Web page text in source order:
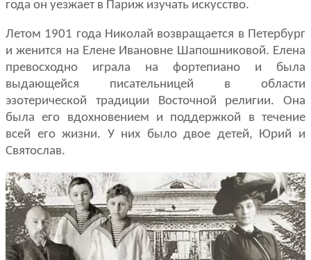
года он уезжает в Париж изучать искусство.
Летом 1901 года Николай возвращается в Петербург
и женится на Елене Ивановне Шапошниковой. Елена
превосходно играла на фортепиано и была
выдаю­щейся писательницей в области
эзотерической традиции Восточной рели­гии. Она
была его вдохновением и подде­ржкой в течение
всей его жизни. У них было двое детей, Юрий и
Святослав.